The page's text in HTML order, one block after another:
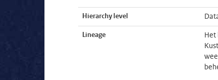
Hierarchy level
Lineage
Het